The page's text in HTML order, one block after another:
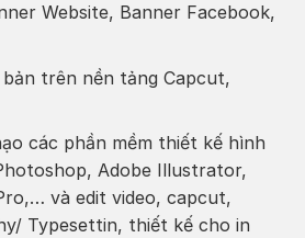
Website, Banner Facebook,
trên nền tảng Capcut,
các phần mềm thiết kế hình
Adobe Illustrator,
và edit video, capcut,
Typesettin, thiết kế cho in